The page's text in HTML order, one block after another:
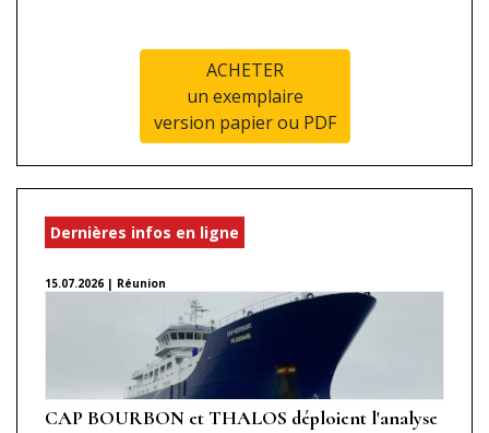
ACHETER
un exemplaire
version papier ou PDF
Dernières infos en ligne
15.07.2026 | Réunion
CAP BOURBON et THALOS déploient l'analyse